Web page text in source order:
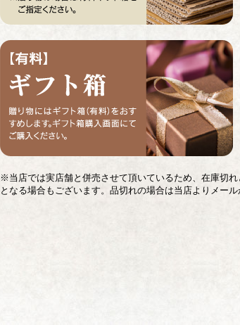
※当店では実店舗と併売させて頂いているため、在庫切
となる場合もございます。品切れの場合は当店よりメー